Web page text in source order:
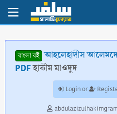
বাংলা বই আহলেহাদীস
PDFহাকীম মাওদুদ
Login or
T